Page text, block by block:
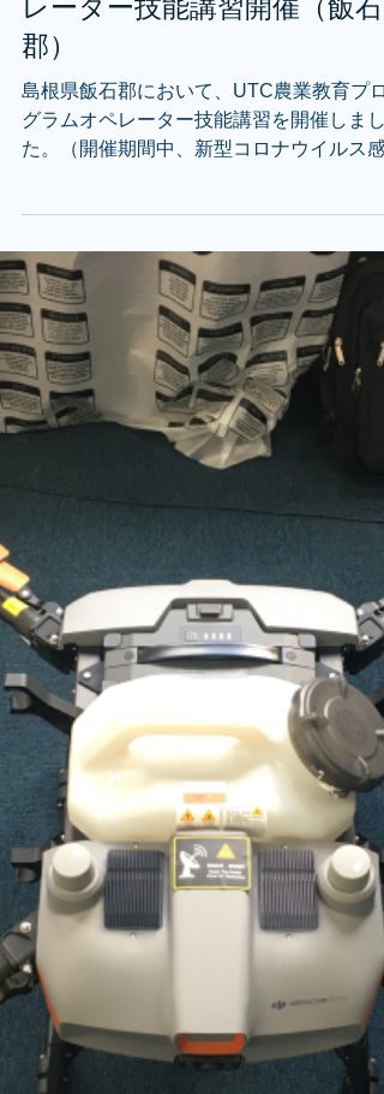
レーター技能講習開催（飯石
郡）
島根県飯石郡において、UTC農業教育プロ
グラムオペレーター技能講習を開催しまし
た。（開催期間中、新型コロナウイルス感
拡大予防ガイドラインに則って感染防止対
を実施しています） 【UTC農業ドローンオ
ペレーター技能認定証取得講習とは】